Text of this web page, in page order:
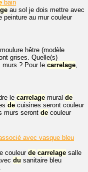
bain
au sol je dois mettre avec
peinture au mur couleur
hêtre (modèle
grises. Quelle(s)
murs ? Pour le carrelage,
le carrelage mural de
de cuisines seront couleur
murs seront de couleur
avec vasque bleu
couleur de carrelage salle
du sanitaire bleu